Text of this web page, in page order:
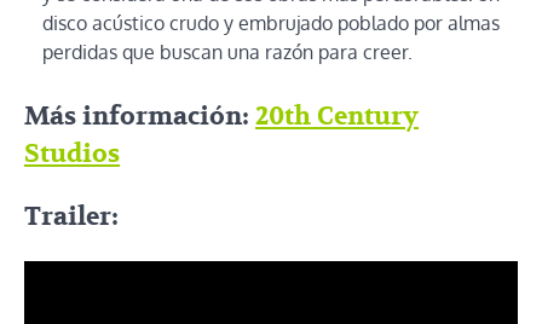
disco acústico crudo y embrujado poblado por almas
perdidas que buscan una razón para creer.
Más información: 20th Century
Studios
Trailer: